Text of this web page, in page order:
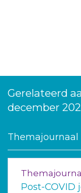
Gerelateerd
december
Themajournaal
Post-